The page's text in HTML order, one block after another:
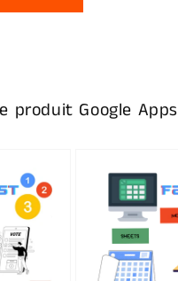
produit Google Apps